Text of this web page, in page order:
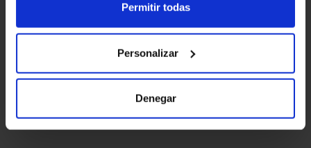
Permitir todas
Personalizar
Denegar